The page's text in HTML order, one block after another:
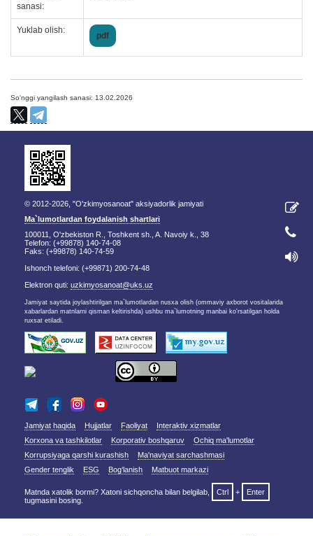
sanasi:
Yuklab olish:
pdf
So'nggi yangilash sanasi: 13.02.2026
© 2012-2026, "O'zkimyosanoat" aksiyadorlik jamiyati
Ma`lumotlardan foydalanish shartlari
100011, O'zbekiston R., Toshkent sh., A. Navoiy k., 38
Telefon: (+99878) 140-74-08
Faks: (+99878) 140-74-59
Ishonch telefoni: (+99871) 200-74-48
Elektron quti: uzkimyosanoat@uks.uz
Jamiyat saytida joylashtirilgan ma`lumotlardan nusxa olish (ommaviy axborot vositalarida
xabarlardan matnlarni qisman keltirishda) ushbu ma`lumotning manbai ko'rsatilgan holda
ruxsat etiladi.
Jamiyat haqida Hujjatlar Faoliyat
Interaktiv xizmatlar
Korxona va tashkilotlar
Korporativ boshqaruv
Ochiq ma'lumotlar
Korrupsiyaga qarshi kurashish
Ma'naviyat sarchashmasi
Gender tenglik
ESG Bog‘lanish Matbuot markazi
Matnda xatolik bormi? Xatoni sichqoncha bilan belgilab, Ctrl +
Enter
tugmasini bosing.